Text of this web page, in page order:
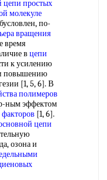
цепи простых
молекуле
по-
вращения
время
в цепи
к усилению
повышению
[1, 5, 6]. В
полимеров
ным эффектом
[1, 6].
цепи
озона и